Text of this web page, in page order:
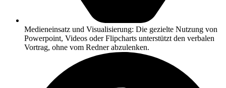
Medieneinsatz und Visualisierung: Die gezielte Nutzung von
Powerpoint, Videos oder Flipcharts unterstützt den verbalen
Vortrag, ohne vom Redner abzulenken.